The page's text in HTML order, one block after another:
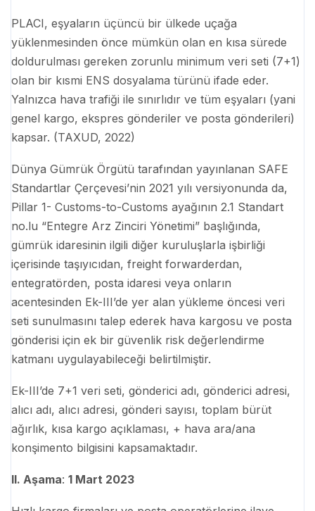
PLACI, eşyaların üçüncü bir ülkede uçağa
yüklenmesinden önce mümkün olan en kısa sürede
doldurulması gereken zorunlu minimum veri seti (7+1)
olan bir kısmi ENS dosyalama türünü ifade eder.
Yalnızca hava trafiği ile sınırlıdır ve tüm eşyaları (yani
genel kargo, ekspres gönderiler ve posta gönderileri)
kapsar. (TAXUD, 2022)
Dünya Gümrük Örgütü tarafından yayınlanan SAFE
Standartlar Çerçevesi’nin 2021 yılı versiyonunda da,
Pillar 1- Customs-to-Customs ayağının 2.1 Standart
no.lu “Entegre Arz Zinciri Yönetimi” başlığında,
gümrük idaresinin ilgili diğer kuruluşlarla işbirliği
içerisinde taşıyıcıdan, freight forwarderdan,
entegratörden, posta idaresi veya onların
acentesinden Ek-III’de yer alan yükleme öncesi veri
seti sunulmasını talep ederek hava kargosu ve posta
gönderisi için ek bir güvenlik risk değerlendirme
katmanı uygulayabileceği belirtilmiştir.
Ek-III’de 7+1 veri seti, gönderici adı, gönderici adresi,
alıcı adı, alıcı adresi, gönderi sayısı, toplam bürüt
ağırlık, kısa kargo açıklaması, + hava ara/ana
konşimento bilgisini kapsamaktadır.
II. Aşama: 1 Mart 2023